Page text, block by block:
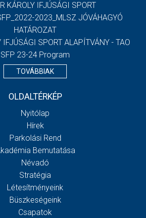
KÁROLY IFJÚSÁGI SPORT
2023_MLSZ JÓVÁHAGYÓ
HATÁROZAT
IFJÚSÁGI SPORT ALAPÍTVÁNY - TAO
SFP 23-24 Program
TOVÁBBIAK
OLDALTÉRKÉP
Nyitólap
Hírek
Parkolási Rend
Bemutatása
Névadó
Stratégia
Létesítményeink
Büszkeségeink
Csapatok